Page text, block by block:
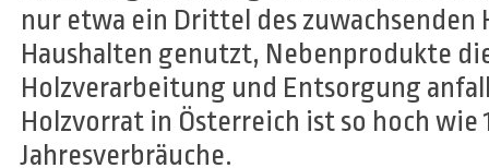
nur etwa ein Drittel des zuwachsenden
Haushalten genutzt, Nebenprodukte
Holzverarbeitung und Entsorgung
Holzvorrat in Österreich ist so hoch wie
Jahresverbräuche.